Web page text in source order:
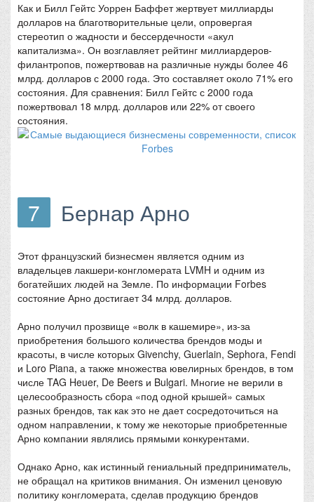
Как и Билл Гейтс Уоррен Баффет жертвует миллиарды
долларов на благотворительные цели, опровергая
стереотип о жадности и бессердечности «акул
капитализма». Он возглавляет рейтинг миллиардеров-
филантропов, пожертвовав на различные нужды более 46
млрд. долларов с 2000 года. Это составляет около 71% его
состояния. Для сравнения: Билл Гейтс с 2000 года
пожертвовал 18 млрд. долларов или 22% от своего
состояния.
7 Бернар Арно
Этот французский бизнесмен является одним из
владельцев лакшери-конгломерата LVMH и одним из
богатейших людей на Земле. По информации Forbes
состояние Арно достигает 34 млрд. долларов.
Арно получил прозвище «волк в кашемире», из-за
приобретения большого количества брендов моды и
красоты, в числе которых Givenchy, Guerlain, Sephora, Fendi
и Loro Piana, а также множества ювелирных брендов, в том
числе TAG Heuer, De Beers и Bulgari. Многие не верили в
целесообразность сбора «под одной крышей» самых
разных брендов, так как это не дает сосредоточиться на
одном направлении, к тому же некоторые приобретенные
Арно компании являлись прямыми конкурентами.
Однако Арно, как истинный гениальный предприниматель,
не обращал на критиков внимания. Он изменил ценовую
политику конгломерата, сделав продукцию брендов